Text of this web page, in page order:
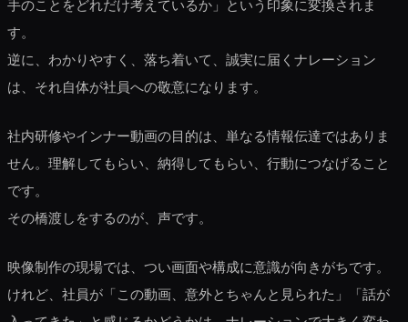
手のことをどれだけ考えているか」という印象に変換されま
す。
逆に、わかりやすく、落ち着いて、誠実に届くナレーション
は、それ自体が社員への敬意になります。
社内研修やインナー動画の目的は、単なる情報伝達ではありま
せん。理解してもらい、納得してもらい、行動につなげること
です。
その橋渡しをするのが、声です。
映像制作の現場では、つい画面や構成に意識が向きがちです。
けれど、社員が「この動画、意外とちゃんと見られた」「話が